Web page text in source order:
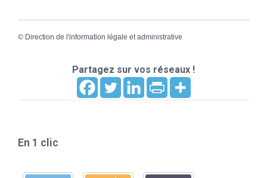
© Direction de l'information légale et administrative
Partagez sur vos réseaux !
En 1 clic